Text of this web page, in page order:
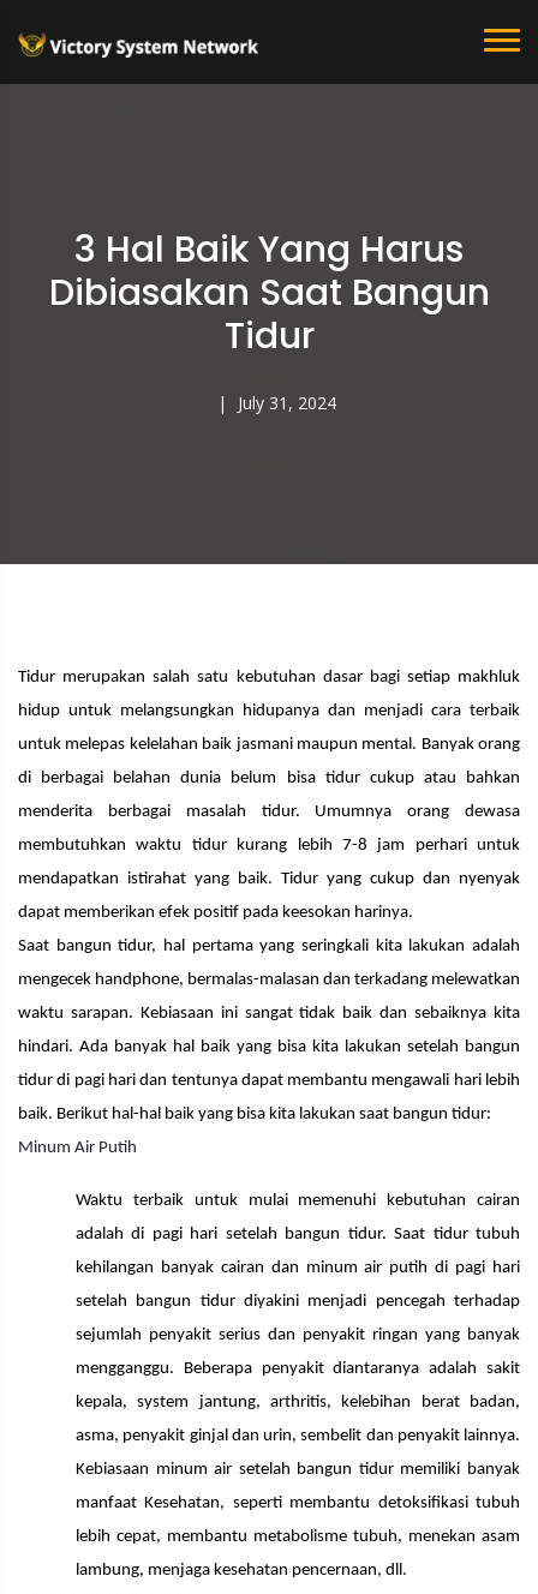
3 Hal Baik Yang Harus
Dibiasakan Saat Bangun
Tidur
July 31, 2024
Tidur merupakan salah satu kebutuhan dasar bagi setiap makhluk
hidup untuk melangsungkan hidupanya dan menjadi cara terbaik
untuk melepas kelelahan baik jasmani maupun mental. Banyak orang
di berbagai belahan dunia belum bisa tidur cukup atau bahkan
menderita berbagai masalah tidur. Umumnya orang dewasa
membutuhkan waktu tidur kurang lebih 7-8 jam perhari untuk
mendapatkan istirahat yang baik. Tidur yang cukup dan nyenyak
dapat memberikan efek positif pada keesokan harinya.
Saat bangun tidur, hal pertama yang seringkali kita lakukan adalah
mengecek handphone, bermalas-malasan dan terkadang melewatkan
waktu sarapan. Kebiasaan ini sangat tidak baik dan sebaiknya kita
hindari. Ada banyak hal baik yang bisa kita lakukan setelah bangun
tidur di pagi hari dan tentunya dapat membantu mengawali hari lebih
baik. Berikut hal-hal baik yang bisa kita lakukan saat bangun tidur:
Minum Air Putih
Waktu terbaik untuk mulai memenuhi kebutuhan cairan
adalah di pagi hari setelah bangun tidur. Saat tidur tubuh
kehilangan banyak cairan dan minum air putih di pagi hari
setelah bangun tidur diyakini menjadi pencegah terhadap
sejumlah penyakit serius dan penyakit ringan yang banyak
mengganggu. Beberapa penyakit diantaranya adalah sakit
kepala, system jantung, arthritis, kelebihan berat badan,
asma, penyakit ginjal dan urin, sembelit dan penyakit lainnya.
Kebiasaan minum air setelah bangun tidur memiliki banyak
manfaat Kesehatan, seperti membantu detoksifikasi tubuh
lebih cepat, membantu metabolisme tubuh, menekan asam
lambung, menjaga kesehatan pencernaan, dll.